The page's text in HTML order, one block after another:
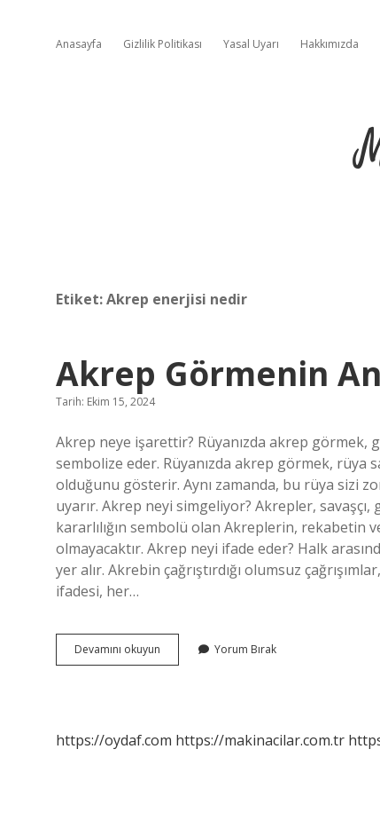
Anasayfa Gizlilik Politikası Yasal Uyarı Hakkımızda
Etiket:Akrep enerjisi nedir
Akrep Görmenin
Tarih: Ekim 15, 2024
Akrep neye işarettir? Rüyanızda akrep görmek,
sembolize eder. Rüyanızda akrep görmek, rüya
olduğunu gösterir. Aynı zamanda, bu rüya sizi
uyarır. Akrep neyi simgeliyor? Akrepler,
kararlılığın sembolü olan Akreplerin, rekabetin
olmayacaktır. Akrep neyi ifade eder? Halk
yer alır. Akrebin çağrıştırdığı olumsuz
ifadesi, her…
Devamını okuyun
Görmenin
Yorum Bırak
https://oydaf.com https://makinacilar.com.tr